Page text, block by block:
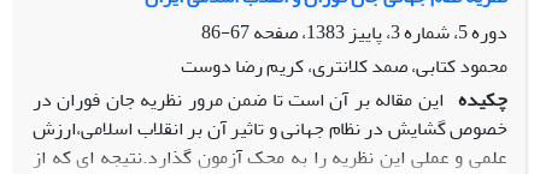
دوره 5، شماره 3، پاییز 1383، صفحه
67-86
محمود کتابی، صمد کلانتری، کریم رضا دوست
چکیده این مقاله بر آن است تا ضمن مرور نظریه جان فوران در
خصوص گشایش در نظام جهانی و تاثیر آن بر انقلاب اسلامی،ارزش
علمی و عملی این نظریه را به محک آزمون گذارد.نتیجه ای که از